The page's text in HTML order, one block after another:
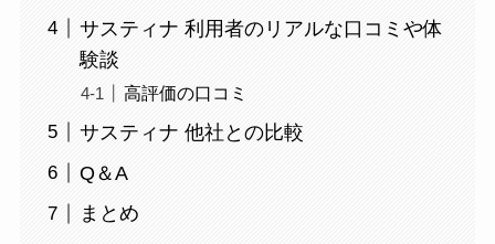
サスティナ 利用者のリアルな口コミや体
験談
高評価の口コミ
サスティナ 他社との比較
Q＆A
まとめ